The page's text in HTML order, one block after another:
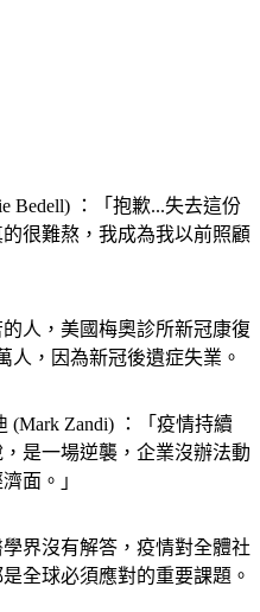
Bedell) ：「抱歉...失去這份
很難熬，我成為我以前照顧
人，美國梅奧診所新冠康復
人，因為新冠後遺症失業。
(Mark Zandi) ：「疫情持續
是一場逆襲，企業沒辦法動
面。」
界沒有解答，疫情對全體社
全球必須應對的重要課題。